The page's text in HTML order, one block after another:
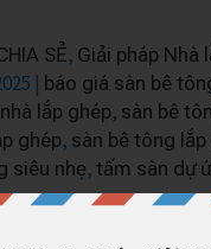
SẺ, Giải pháp Nhà
| báo giá sàn bê
nhà lắp ghép, sàn bê
ghép, sàn bê tông lắp
siêu nhẹ, tấm sàn dự